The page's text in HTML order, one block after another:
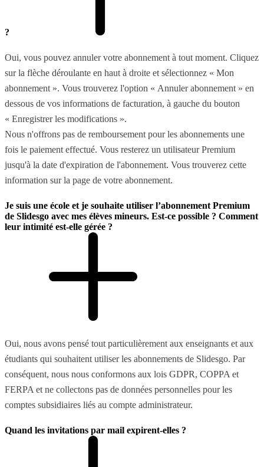
?
Oui, vous pouvez annuler votre abonnement à tout moment. Cliquez
sur la flèche déroulante en haut à droite et sélectionnez « Mon
abonnement ». Vous trouverez l'option « Annuler abonnement » en
dessous de vos informations de facturation, à gauche du bouton
« Enregistrer les modifications ».
Nous n'offrons pas de remboursement pour les abonnements une
fois le paiement effectué. Vous resterez un utilisateur Premium
jusqu'à la date d'expiration de l'abonnement. Vous trouverez cette
information sur la page de votre abonnement.
Je suis une école et je souhaite utiliser l’abonnement Premium
de Slidesgo avec mes élèves mineurs. Est-ce possible ? Comment
leur intimité est-elle gérée ?
Oui, nous avons pensé tout particulièrement aux enseignants et aux
étudiants qui souhaitent utiliser les abonnements de Slidesgo. Par
conséquent, nous nous conformons aux lois GDPR, COPPA et
FERPA et ne collectons pas de données personnelles pour les
comptes subsidiaires liés au compte administrateur.
Quand les invitations par mail expirent-elles ?